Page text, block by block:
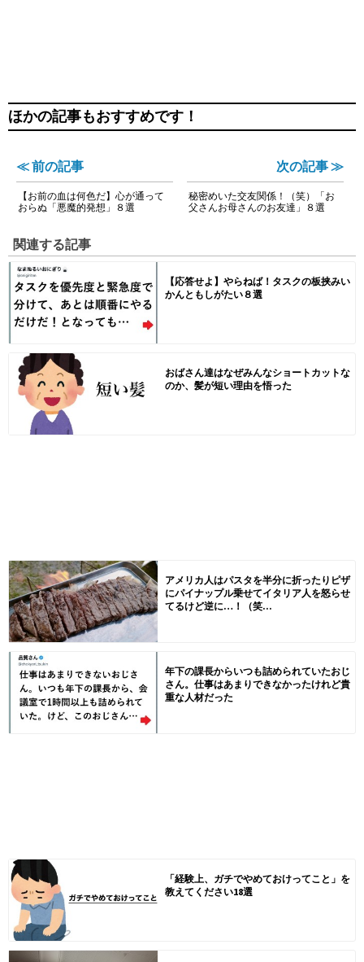
ほかの記事もおすすめです！
≪ 前の記事
【お前の血は何色だ】心が通って
おらぬ「悪魔的発想」８選
次の記事 ≫
秘密めいた交友関係！（笑）「お
父さんお母さんのお友達」８選
関連する記事
【応答せよ】やらねば！タスクの板挟みい
かんともしがたい８選
おばさん達はなぜみんなショートカットな
のか、髪が短い理由を悟った
アメリカ人はパスタを半分に折ったりピザ
にパイナップル乗せてイタリア人を怒らせ
てるけど逆に…！（笑...
年下の課長からいつも詰められていたおじ
さん。仕事はあまりできなかったけれど貴
重な人材だった
「経験上、ガチでやめておけってこと」を
教えてください18選